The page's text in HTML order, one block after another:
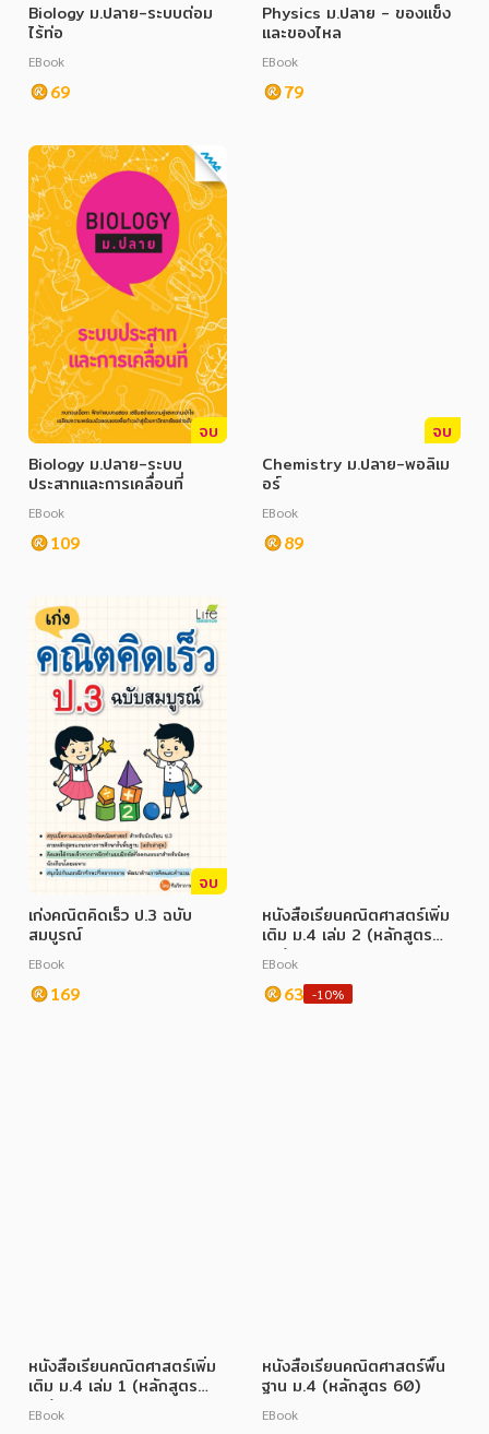
Biology ม.ปลาย-ระบบต่อม
ไร้ท่อ
EBook
69
Physics ม.ปลาย - ของแข็ง
และของไหล
EBook
79
จบ
Biology ม.ปลาย-ระบบ
ประสาทและการเคลื่อนที่
EBook
109
จบ
Chemistry ม.ปลาย-พอลิเม
อร์
EBook
89
จบ
เก่งคณิตคิดเร็ว ป.3 ฉบับ
สมบูรณ์
EBook
169
หนังสือเรียนคณิตศาสตร์เพิ่ม
เติม ม.4 เล่ม 2 (หลักสูตร
60)
EBook
63 -10%
หนังสือเรียนคณิตศาสตร์เพิ่ม
เติม ม.4 เล่ม 1 (หลักสูตร
60)
EBook
หนังสือเรียนคณิตศาสตร์พื้น
ฐาน ม.4 (หลักสูตร 60)
EBook